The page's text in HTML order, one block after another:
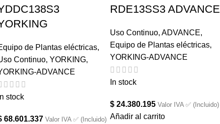
de Plantas eléctricas,
Continuo, YORKING,
ADVANCE
stock
68.601.337 Valor IVA ✅ (Incluido)
RDE13SS3 ADVANCE
Uso Continuo, ADVANCE,
Equipo de Plantas eléctricas,
YORKING-ADVANCE
In stock
$ 24.380.195 Valor IVA ✅ (Incluido)
Añadir al carrito